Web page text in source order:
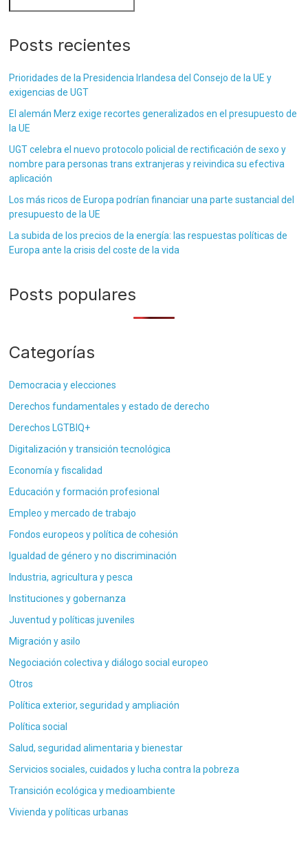
Posts recientes
Prioridades de la Presidencia Irlandesa del Consejo de la UE y
exigencias de UGT
El alemán Merz exige recortes generalizados en el presupuesto de
la UE
UGT celebra el nuevo protocolo policial de rectificación de sexo y
nombre para personas trans extranjeras y reivindica su efectiva
aplicación
Los más ricos de Europa podrían financiar una parte sustancial del
presupuesto de la UE
La subida de los precios de la energía: las respuestas políticas de
Europa ante la crisis del coste de la vida
Posts populares
Categorías
Democracia y elecciones
Derechos fundamentales y estado de derecho
Derechos LGTBIQ+
Digitalización y transición tecnológica
Economía y fiscalidad
Educación y formación profesional
Empleo y mercado de trabajo
Fondos europeos y política de cohesión
Igualdad de género y no discriminación
Industria, agricultura y pesca
Instituciones y gobernanza
Juventud y políticas juveniles
Migración y asilo
Negociación colectiva y diálogo social europeo
Otros
Política exterior, seguridad y ampliación
Política social
Salud, seguridad alimentaria y bienestar
Servicios sociales, cuidados y lucha contra la pobreza
Transición ecológica y medioambiente
Vivienda y políticas urbanas